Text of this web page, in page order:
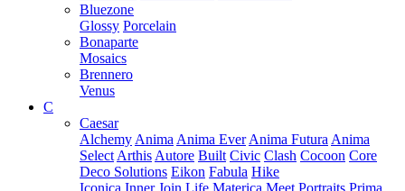
Bluezone
Glossy Porcelain
Bonaparte
Mosaics
Brennero
Venus
C
Caesar
Alchemy Anima Anima Ever Anima Futura Anima
Select Arthis Autore Built Civic Clash Cocoon Core
Deco Solutions Eikon Fabula Hike